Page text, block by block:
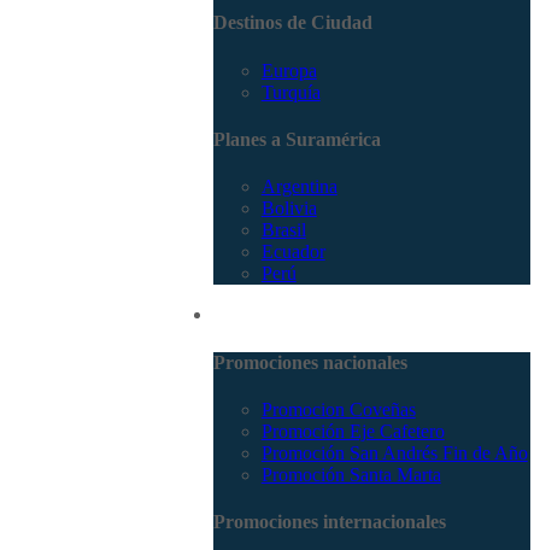
Destinos de Ciudad
Europa
Turquía
Planes a Suramérica
Argentina
Bolivia
Brasil
Ecuador
Perú
Promociones nacionales
Promocion Coveñas
Promoción Eje Cafetero
Promoción San Andrés Fin de Año
Promoción Santa Marta
Promociones internacionales